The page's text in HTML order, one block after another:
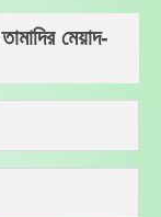
মেয়াদ-